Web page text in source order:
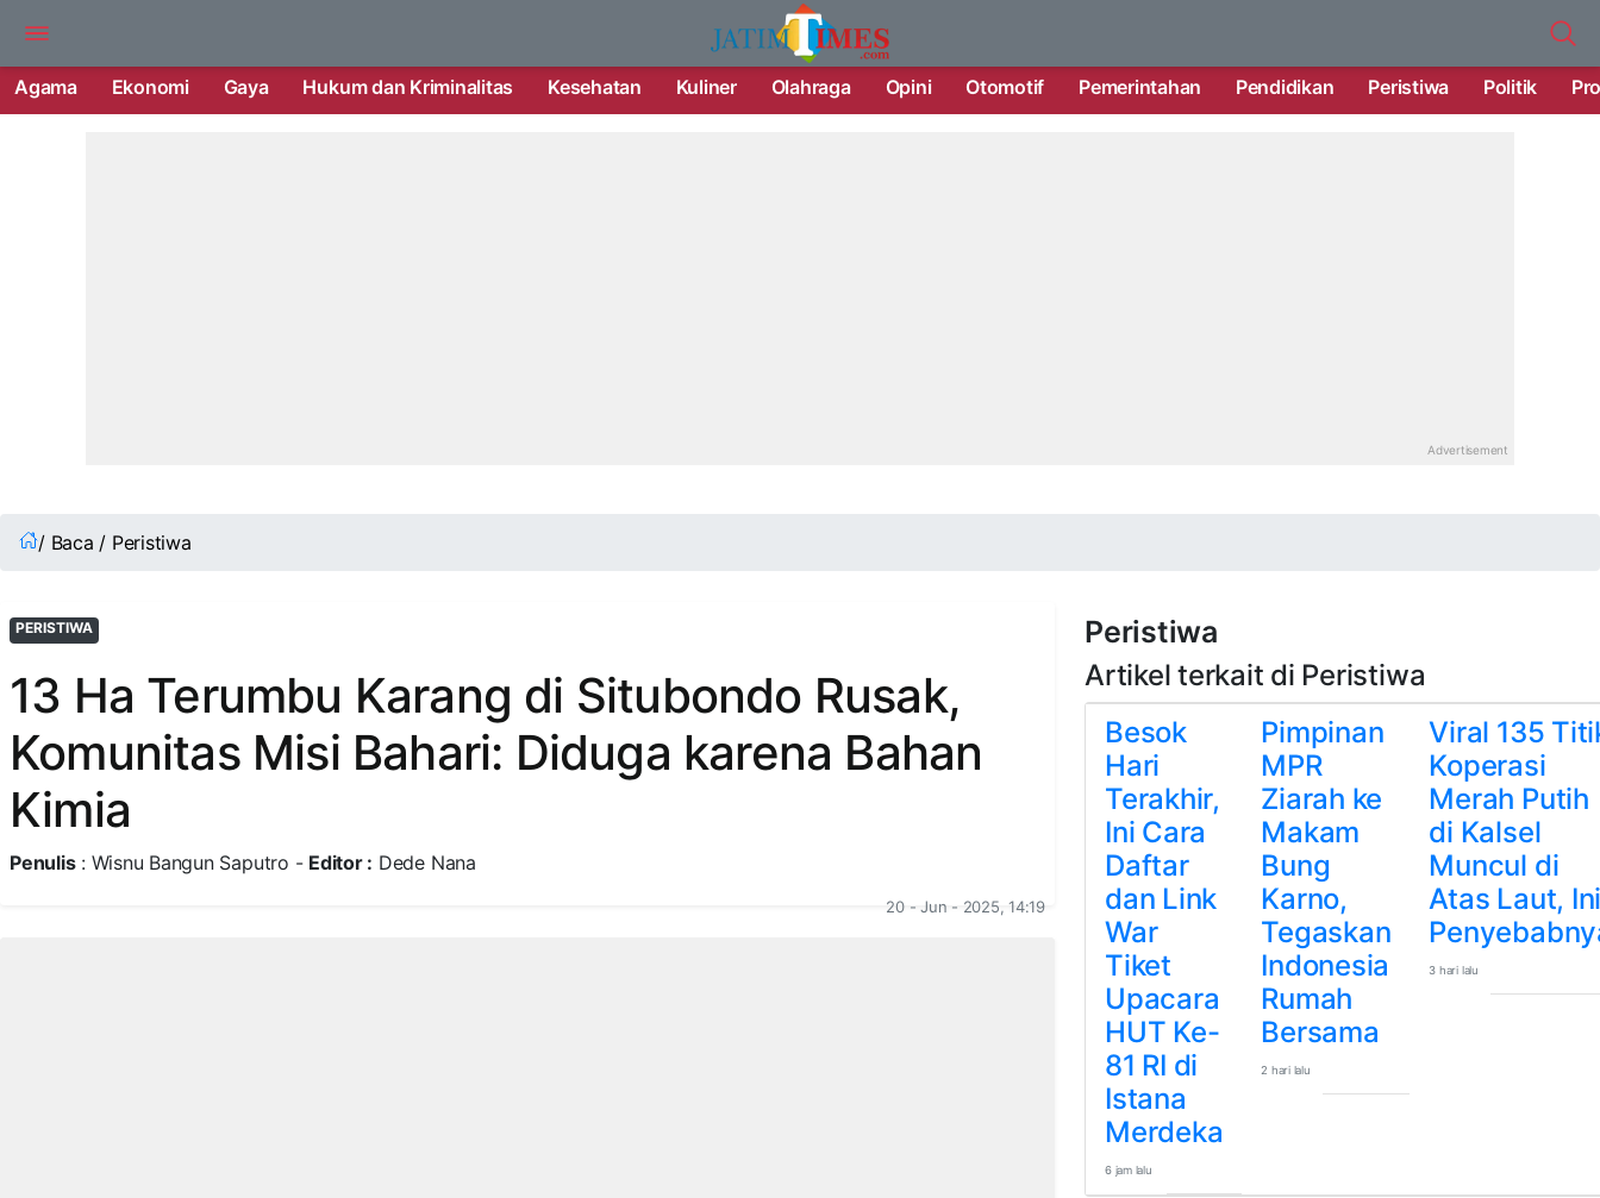
Agama Ekonomi Gaya Hukum dan Kriminalitas Kesehatan Kuliner Olahraga Opini Otomotif Pemerintahan Pendidikan Peristiwa Politik
/ Baca / Peristiwa
PERISTIWA
13 Ha Terumbu Karang di Situbondo Rusak,
Komunitas Misi Bahari: Diduga karena Bahan
Kimia
Penulis: Wisnu Bangun Saputro - Editor : Dede Nana
20 - Jun - 2025, 14:19
Peristiwa
Artikel terkait di Peristiwa
Besok
Hari
Terakhir,
Ini Cara
Daftar
dan Link
War
Tiket
Upacara
HUT Ke-
81 RI di
Istana
Merdeka
6 jam lalu
Pimpinan
MPR
Ziarah ke
Makam
Bung
Karno,
Tegaskan
Indonesia
Rumah
Bersama
2 hari lalu
Viral 135
Koperasi
Merah Putih
di Kalsel
Muncul di
Atas Laut,
3 hari lalu